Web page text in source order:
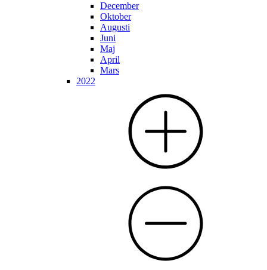
December
Oktober
Augusti
Juni
Maj
April
Mars
2022